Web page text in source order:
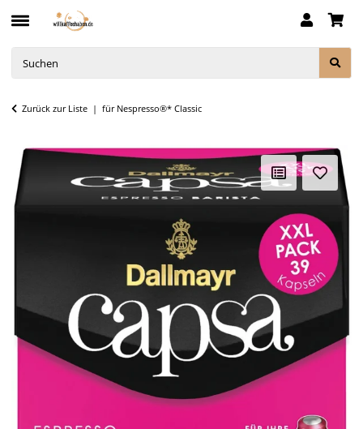
Zurück zur Liste für Nespresso®* Classic